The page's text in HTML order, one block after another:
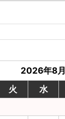
2026年8月
火 水